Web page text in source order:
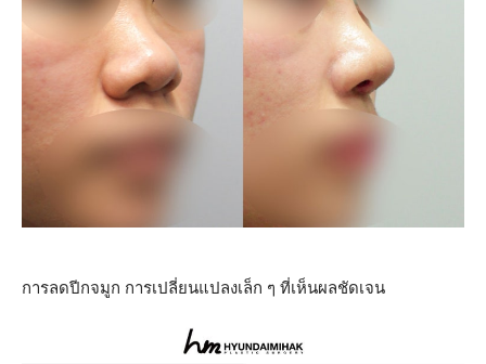
การลดปีกจมูก การเปลี่ยนแปลงเล็ก ๆ ที่เห็นผลชัดเจน